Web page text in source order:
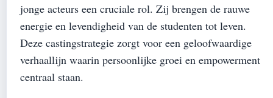
jonge acteurs een cruciale rol. Zij brengen de rauwe
energie en levendigheid van de studenten tot leven.
Deze castingstrategie zorgt voor een geloofwaardige
verhaallijn waarin persoonlijke groei en empowerment
centraal staan.